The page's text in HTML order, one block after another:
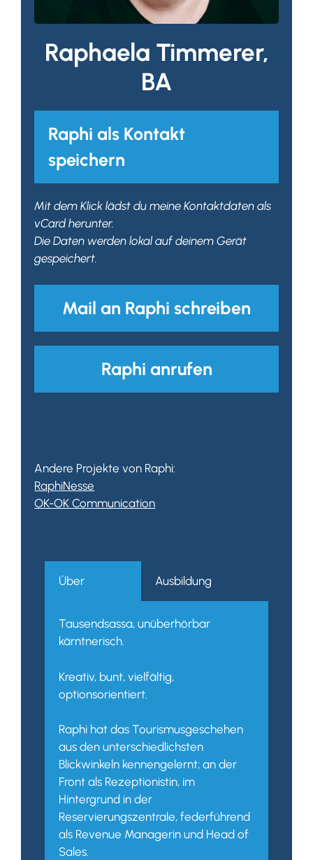
Raphaela Timmerer,
BA
Raphi als Kontakt
speichern
Mit dem Klick lädst du meine Kontaktdaten als
vCard herunter.
Die Daten werden lokal auf deinem Gerät
gespeichert.
Mail an Raphi schreiben
Raphi anrufen
Andere Projekte von Raphi:
RaphiNesse
OK-OK Communication
Über Ausbildung
Tausendsassa, unüberhörbar
kärntnerisch.
Kreativ, bunt, vielfältig,
optionsorientiert.
Raphi hat das Tourismusgeschehen
aus den unterschiedlichsten
Blickwinkeln kennengelernt; an der
Front als Rezeptionistin, im
Hintergrund in der
Reservierungszentrale, federführend
als Revenue Managerin und Head of
Sales.